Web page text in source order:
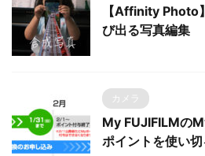
【Affinity Photo
び出る写真編集
カメラ
My FUJIFILMの
ポイントを使い切